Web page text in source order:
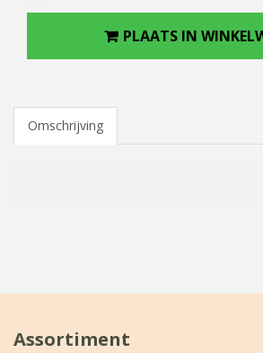
PLAATS IN
Omschrijving
Assortiment